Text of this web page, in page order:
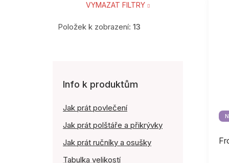
VYMAZAT FILTRY
Položek k zobrazení: 13
Info k produktům
Jak prát povlečení
Jak prát polštáře a přikrývky
Jak prát ručníky a osušky
Tabulka velikostí